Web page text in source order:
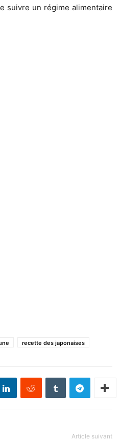
suivre un régime alimentaire
recette des japonaises
Article suivant